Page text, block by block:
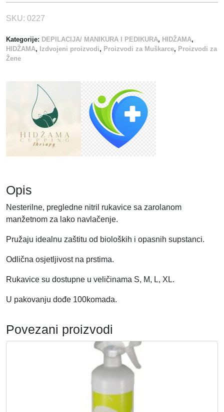
Č
I
A
1
o
i
č
a
SKU: 0227
Kategorije: DEPILACIJA/ MANIKURA I PEDIKURA, HIDŽAMA,
HIDŽAMA, Izdvojeni proizvodi, Proizvodi za Muškarce, Proizvodi za
Žene
Opis
Nesterilne, pregledne nitril rukavice sa zarolanom
manžetnom za lako navlačenje.
Pružaju idealnu zaštitu od bioloških i opasnih supstanci.
Odlična osjetljivost na prstima.
Rukavice su dostupne u veličinama S, M, L, XL.
U pakovanju dođe 100komada.
Povezani proizvodi